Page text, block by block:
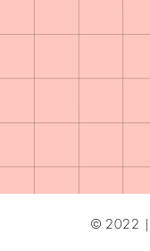
© 2022 |